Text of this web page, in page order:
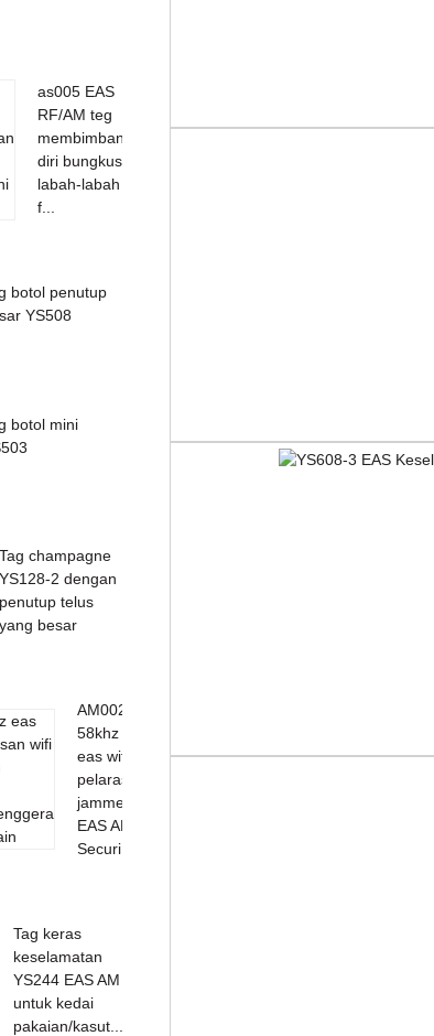
as005 EAS
RF/AM teg
membimbangkan
diri bungkus
labah-labah mini
f...
botol penutup
YS508
botol mini
Tag champagne
YS128-2 dengan
penutup telus
yang besar
AM002
58khz
eas wifi
pelarasan
jammer
EAS AM
Securi...
Tag keras
keselamatan
YS244 EAS AM
untuk kedai
pakaian/kasut...